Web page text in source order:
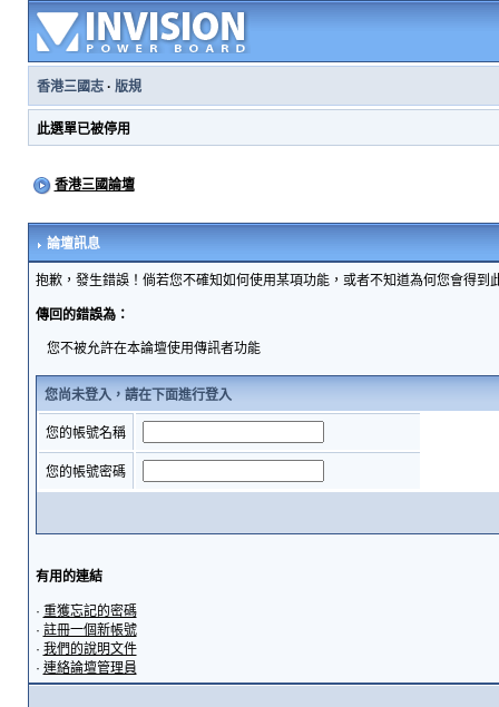
香港三國志· 版規
此選單已被停用
香港三國論壇
論壇訊息
抱歉，發生錯誤！倘若您不確知如何使用某項功能，或者不知道為何您會得
傳回的錯誤為：
您不被允許在本論壇使用傳訊者功能
您尚未登入，請在下面進行登入
您的帳號名稱
您的帳號密碼
有用的連結
· 重獲忘記的密碼
· 註冊一個新帳號
· 我們的說明文件
· 連絡論壇管理員